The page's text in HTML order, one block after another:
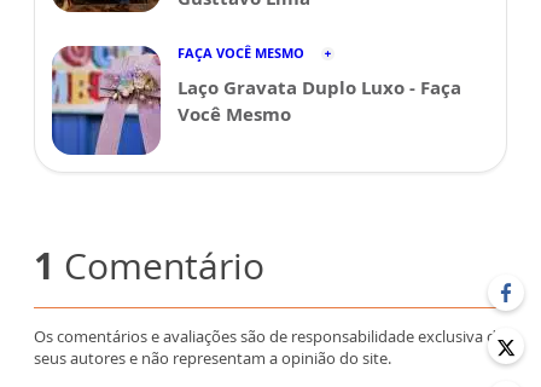
FAÇA VOCÊ MESMO
Laço Gravata Duplo Luxo - Faça
Você Mesmo
1 Comentário
Os comentários e avaliações são de responsabilidade exclusiva de
seus autores e não representam a opinião do site.